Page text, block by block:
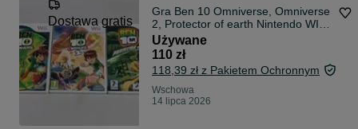
Dostawa gratis
Gra Ben 10 Omniverse, Omniverse
2, Protector of earth Nintendo WII
komplet DARMOWA DOSTAWA
OLX
Używane
110 zł
118,39 zł z Pakietem Ochronnym
Wschowa
14 lipca 2026